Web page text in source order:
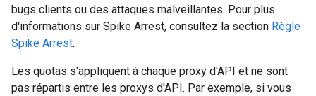
bugs clients ou des attaques malveillantes. Pour plus
d'informations sur Spike Arrest, consultez la section Règle
Spike Arrest.
Les quotas s'appliquent à chaque proxy d'API et ne sont
pas répartis entre les proxys d'API. Par exemple, si vous